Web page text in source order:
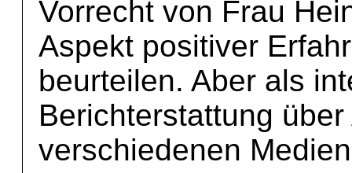
Vorrecht von Frau
Aspekt positiver
beurteilen. Aber als
Berichterstattung
verschiedenen